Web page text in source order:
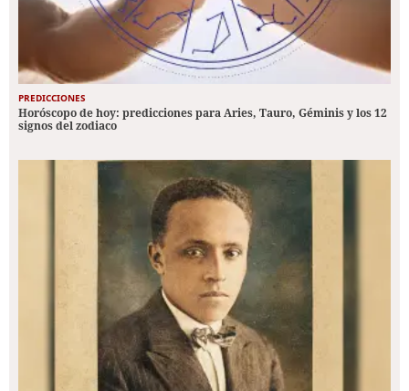
PREDICCIONES
Horóscopo de hoy: predicciones para Aries, Tauro, Géminis y los 12
signos del zodiaco